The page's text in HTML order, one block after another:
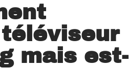
mais est-